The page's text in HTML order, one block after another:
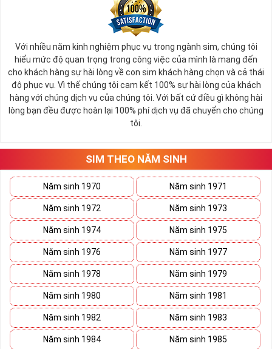
Với nhiều năm kinh nghiệm phục vụ trong ngành sim, chúng tôi
hiểu mức độ quan trọng trong công việc của mình là mang đến
cho khách hàng sự hài lòng về con sim khách hàng chọn và cả thái
độ phục vụ. Vì thế chúng tôi cam kết 100% sự hài lòng của khách
hàng với chúng dịch vụ của chúng tôi. Với bất cứ điều gì không hài
lòng bạn đều được hoàn lại 100% phí dịch vụ đã chuyển cho chúng
tôi.
SIM THEO NĂM SINH
Năm sinh 1970 Năm sinh 1971
Năm sinh 1972 Năm sinh 1973
Năm sinh 1974 Năm sinh 1975
Năm sinh 1976 Năm sinh 1977
Năm sinh 1978 Năm sinh 1979
Năm sinh 1980 Năm sinh 1981
Năm sinh 1982 Năm sinh 1983
Năm sinh 1984 Năm sinh 1985